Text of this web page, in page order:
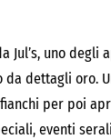
Jul’s, uno
da dettagli oro.
per poi
eventi